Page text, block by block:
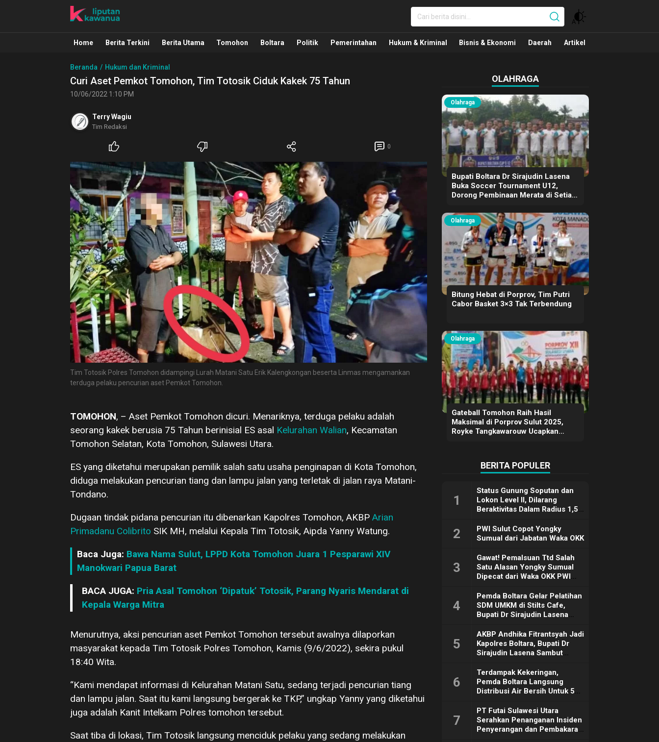
Liputan Kawanua
Berita Manado, Sulawesi Utara, Kawanua, Politik, Pemerintahan, Hukum Kriminal dan Nasional
Home Berita Terkini Berita Utama Tomohon Boltara Politik Pemerintahan Hukum & Kriminal Bisnis & Ekonomi Daerah Artikel
Beranda Hukum dan Kriminal
Curi Aset Pemkot Tomohon, Tim Totosik Ciduk Kakek 75 Tahun
10/06/2022 1:10 PM
Terry Wagiu
Tim Redaksi
0
Tim Totosik Polres Tomohon didampingi Lurah Matani Satu Erik Kalengkongan beserta Linmas mengamankan
terduga pelaku pencurian aset Pemkot Tomohon.
TOMOHON, – Aset Pemkot Tomohon dicuri. Menariknya, terduga pelaku adalah
seorang kakek berusia 75 Tahun berinisial ES asal Kelurahan Walian, Kecamatan
Tomohon Selatan, Kota Tomohon, Sulawesi Utara.
ES yang diketahui merupakan pemilik salah satu usaha penginapan di Kota Tomohon,
diduga melakukan pencurian tiang dan lampu jalan yang terletak di jalan raya Matani-
Tondano.
Dugaan tindak pidana pencurian itu dibenarkan Kapolres Tomohon, AKBP Arian
Primadanu Colibrito SIK MH, melalui Kepala Tim Totosik, Aipda Yanny Watung.
Baca Juga: Bawa Nama Sulut, LPPD Kota Tomohon Juara 1 Pesparawi XIV
Manokwari Papua Barat
BACA JUGA: Pria Asal Tomohon ‘Dipatuk’ Totosik, Parang Nyaris Mendarat di
Kepala Warga Mitra
Menurutnya, aksi pencurian aset Pemkot Tomohon tersebut awalnya dilaporkan
masyarakat kepada Tim Totosik Polres Tomohon, Kamis (9/6/2022), sekira pukul
18:40 Wita.
“Kami mendapat informasi di Kelurahan Matani Satu, sedang terjadi pencurian tiang
dan lampu jalan. Saat itu kami langsung bergerak ke TKP,” ungkap Yanny yang diketahui
juga adalah Kanit Intelkam Polres tomohon tersebut.
Saat tiba di lokasi, Tim Totosik langsung menciduk pelaku yang sedang melakukan
OLAHRAGA
Olahraga
Bupati Boltara Dr Sirajudin Lasena
Buka Soccer Tournament U12,
Dorong Pembinaan Merata di Setiap
Olahraga
Bitung Hebat di Porprov, Tim Putri
Cabor Basket 3×3 Tak Terbendung
Olahraga
Gateball Tomohon Raih Hasil
Maksimal di Porprov Sulut 2025,
Royke Tangkawarouw Ucapkan
BERITA POPULER
1
Status Gunung Soputan dan
Lokon Level II, Dilarang
Beraktivitas Dalam Radius 1,5
2
PWI Sulut Copot Yongky
Sumual dari Jabatan Waka OKK
3
Gawat! Pemalsuan Ttd Salah
Satu Alasan Yongky Sumual
Dipecat dari Waka OKK PWI
4
Pemda Boltara Gelar Pelatihan
SDM UMKM di Stilts Cafe,
Bupati Dr Sirajudin Lasena
Dorong Ekonomi Daerah
5
AKBP Andhika Fitrantsyah Jadi
Kapolres Boltara, Bupati Dr
Sirajudin Lasena Sambut
6
Terdampak Kekeringan,
Pemda Boltara Langsung
Distribusi Air Bersih Untuk 50
7
PT Futai Sulawesi Utara
Serahkan Penanganan Insiden
Penyerangan dan Pembakaran